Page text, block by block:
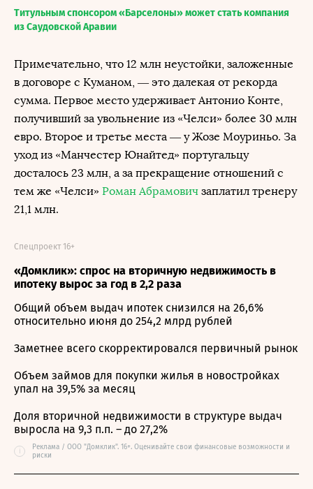
Титульным спонсором «Барселоны» может стать компания
из Саудовской Аравии
Примечательно, что 12 млн неустойки, заложенные
в договоре с Куманом, — это далекая от рекорда
сумма. Первое место удерживает Антонио Конте,
получивший за увольнение из «Челси» более 30 млн
евро. Второе и третье места — у Жозе Моуриньо. За
уход из «Манчестер Юнайтед» португальцу
досталось 23 млн, а за прекращение отношений с
тем же «Челси» Роман Абрамович заплатил тренеру
21,1 млн.
«Домклик»: спрос на вторичную недвижимость в
ипотеку вырос за год в 2,2 раза
Спецпроект 16+
Общий объем выдач ипотек снизился на 26,6%
относительно июня до 254,2 млрд рублей
Заметнее всего скорректировался первичный рынок
Объем займов для покупки жилья в новостройках
упал на 39,5% за месяц
Доля вторичной недвижимости в структуре выдач
выросла на 9,3 п.п. – до 27,2%
i
Реклама / ООО "Домклик". 16+. Оценивайте свои финансовые возможности и
риски